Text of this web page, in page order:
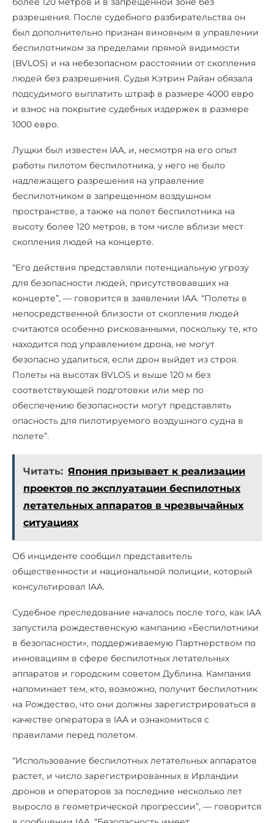
разрешения. После судебного разбирательства он
был дополнительно признан виновным в управлении
беспилотником за пределами прямой видимости
(BVLOS) и на небезопасном расстоянии от скопления
людей без разрешения. Судья Кэтрин Райан обязала
подсудимого выплатить штраф в размере 4000 евро
и взнос на покрытие судебных издержек в размере
1000 евро.
Лущки был известен IAA, и, несмотря на его опыт
работы пилотом беспилотника, у него не было
надлежащего разрешения на управление
беспилотником в запрещенном воздушном
пространстве, а также на полет беспилотника на
высоту более 120 метров, в том числе вблизи мест
скопления людей на концерте.
“Его действия представляли потенциальную угрозу
для безопасности людей, присутствовавших на
концерте”, — говорится в заявлении IAA. “Полеты в
непосредственной близости от скопления людей
считаются особенно рискованными, поскольку те, кто
находится под управлением дрона, не могут
безопасно удалиться, если дрон выйдет из строя.
Полеты на высотах BVLOS и выше 120 м без
соответствующей подготовки или мер по
обеспечению безопасности могут представлять
опасность для пилотируемого воздушного судна в
полете”.
Читать: Япония призывает к реализации
проектов по эксплуатации беспилотных
летательных аппаратов в чрезвычайных
ситуациях
Об инциденте сообщил представитель
общественности и национальной полиции, который
консультировал IAA.
Судебное преследование началось после того, как IAA
запустила рождественскую кампанию «Беспилотники
в безопасности», поддерживаемую Партнерством по
инновациям в сфере беспилотных летательных
аппаратов и городским советом Дублина. Кампания
напоминает тем, кто, возможно, получит беспилотник
на Рождество, что они должны зарегистрироваться в
качестве оператора в IAA и ознакомиться с
правилами перед полетом.
“Использование беспилотных летательных аппаратов
растет, и число зарегистрированных в Ирландии
дронов и операторов за последние несколько лет
выросло в геометрической прогрессии”, — говорится